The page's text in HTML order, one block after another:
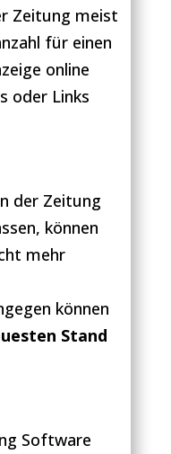
Zeitung meist
für einen
online
oder Links
der Zeitung
können
mehr
können
Stand
Software